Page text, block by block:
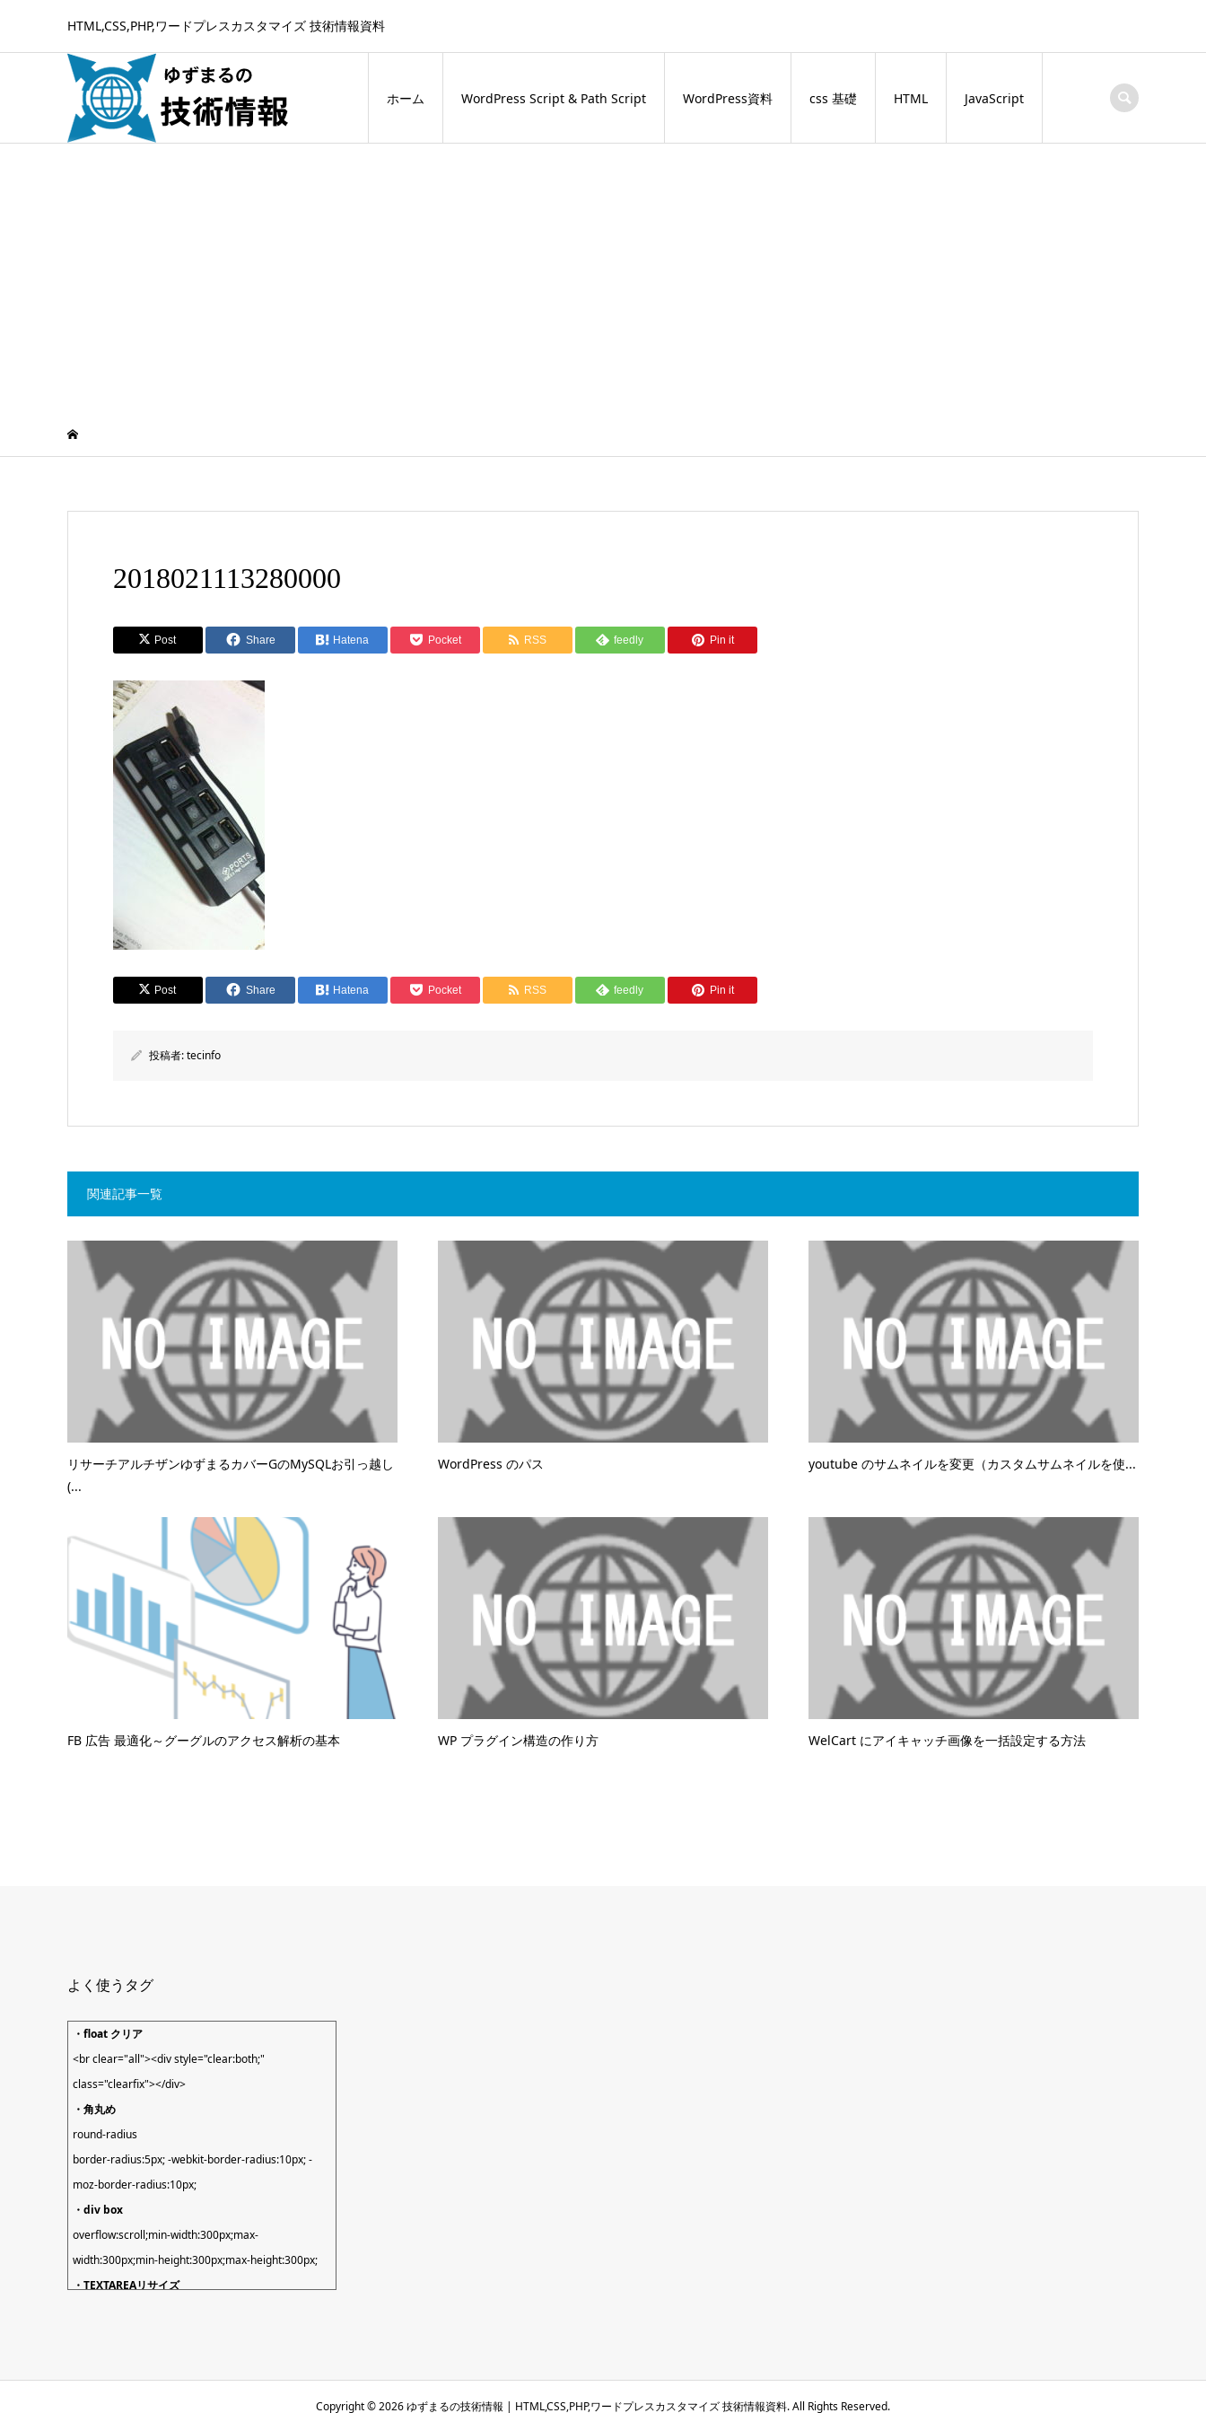
HTML,CSS,PHP,ワードプレスカスタマイズ 技術情報資料
ホーム WordPress Script & Path Script WordPress資料 css 基礎 HTML JavaScript
2018021113280000
Post Share Hatena Pocket RSS feedly Pin it
Post Share Hatena Pocket RSS feedly Pin it
投稿者:tecinfo
関連記事一覧
リサーチアルチザンゆずまるカバーGのMySQLお引っ越し
(...
WordPress のパス youtube のサムネイルを変更（カスタムサムネイルを使...
FB 広告 最適化～グーグルのアクセス解析の基本 WP プラグイン構造の作り方 WelCart にアイキャッチ画像を一括設定する方法
よく使うタグ
・float クリア
<br clear="all"><div style="clear:both;"
class="clearfix"></div>
・角丸め
round-radius
border-radius:5px; -webkit-border-radius:10px; -
moz-border-radius:10px;
・div box
overflow:scroll;min-width:300px;max-
width:300px;min-height:300px;max-height:300px;
・TEXTAREAリサイズ
if(site_url()==home_url){
Copyright ©2026ゆずまるの技術情報 | HTML,CSS,PHP,ワードプレスカスタマイズ 技術情報資料. All Rights Reserved.